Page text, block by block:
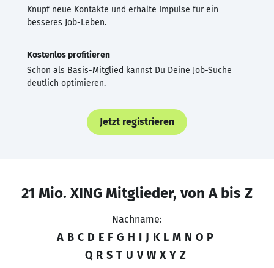
Knüpf neue Kontakte und erhalte Impulse für ein
besseres Job-Leben.
Kostenlos profitieren
Schon als Basis-Mitglied kannst Du Deine Job-Suche
deutlich optimieren.
Jetzt registrieren
21 Mio. XING Mitglieder, von A bis Z
Nachname:
A B C D E F G H I J K L M N O P
Q R S T U V W X Y Z